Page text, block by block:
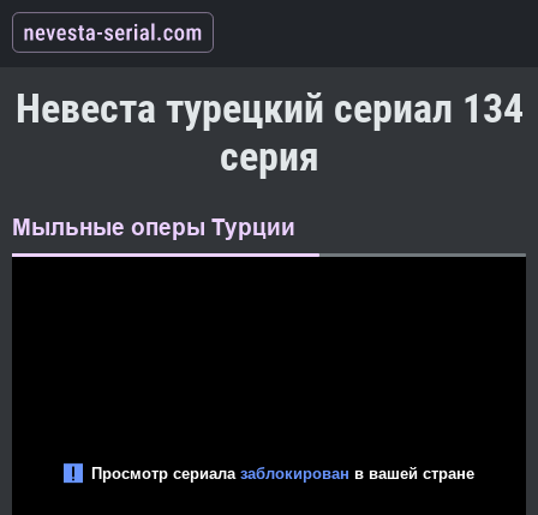
Невеста турецкий сериал 134
серия
Мыльные оперы Турции